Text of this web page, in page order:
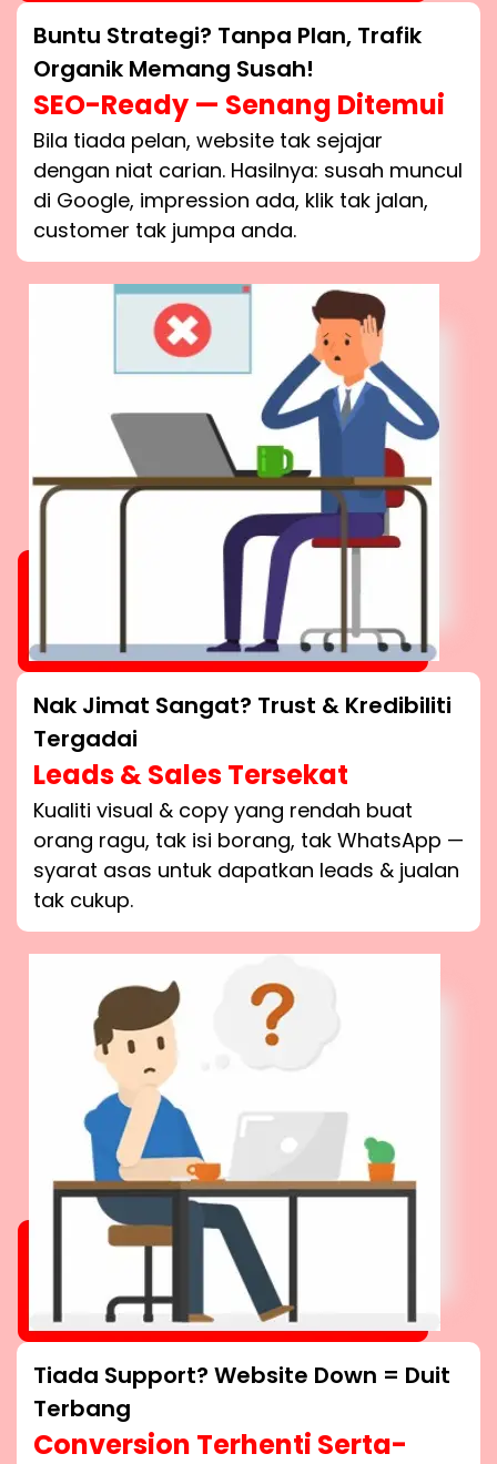
Buntu Strategi? Tanpa Plan, Trafik
Organik Memang Susah!
SEO-Ready — Senang Ditemui
Bila tiada pelan, website tak sejajar
dengan niat carian. Hasilnya: susah muncul
di Google, impression ada, klik tak jalan,
customer tak jumpa anda.
Nak Jimat Sangat? Trust & Kredibiliti
Tergadai
Leads & Sales Tersekat
Kualiti visual & copy yang rendah buat
orang ragu, tak isi borang, tak WhatsApp —
syarat asas untuk dapatkan leads & jualan
tak cukup.
Tiada Support? Website Down = Duit
Terbang
Conversion Terhenti Serta-